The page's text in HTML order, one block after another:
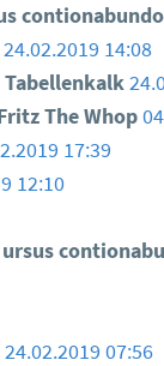
24.02.2019 14:08
Tabellenkalk
The Whop
17:39
12:10
ursus
24.02.2019 07:56